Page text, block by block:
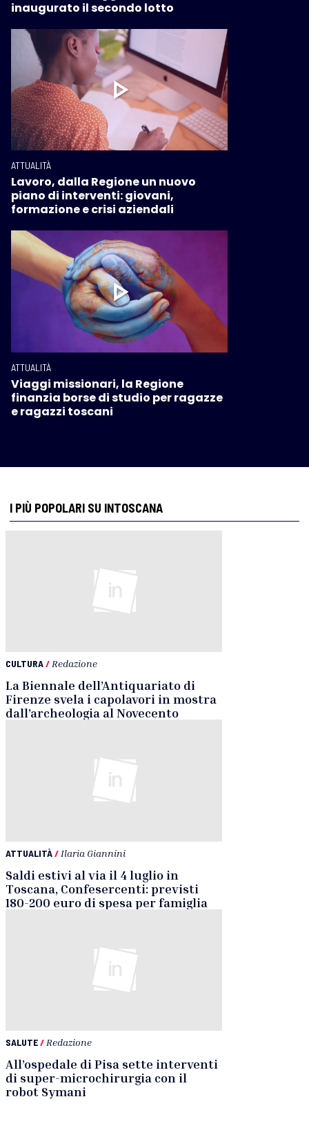
inaugurato il secondo lotto
ATTUALITÀ
Lavoro, dalla Regione un nuovo
piano di interventi: giovani,
formazione e crisi aziendali
ATTUALITÀ
Viaggi missionari, la Regione
finanzia borse di studio per ragazze
e ragazzi toscani
I PIÙ POPOLARI SU INTOSCANA
CULTURA/ Redazione
La Biennale dell’Antiquariato di
Firenze svela i capolavori in mostra
dall’archeologia al Novecento
ATTUALITÀ/ Ilaria Giannini
Saldi estivi al via il 4 luglio in
Toscana, Confesercenti: previsti
180-200 euro di spesa per famiglia
SALUTE/ Redazione
All’ospedale di Pisa sette interventi
di super-microchirurgia con il
robot Symani